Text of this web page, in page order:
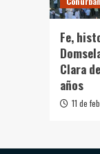
Fe,
Clara
años
11 de